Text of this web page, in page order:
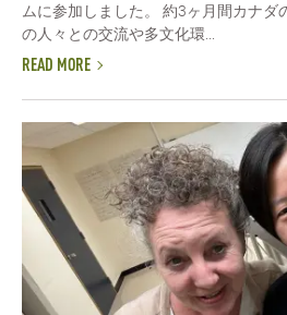
ムに参加しました。 約3ヶ月間カナダ
の人々との交流や多文化環...
READ MORE